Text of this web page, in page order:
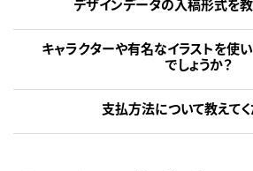
キャラクターや有名なイラストを使
でしょうか？
支払方法について教えてく